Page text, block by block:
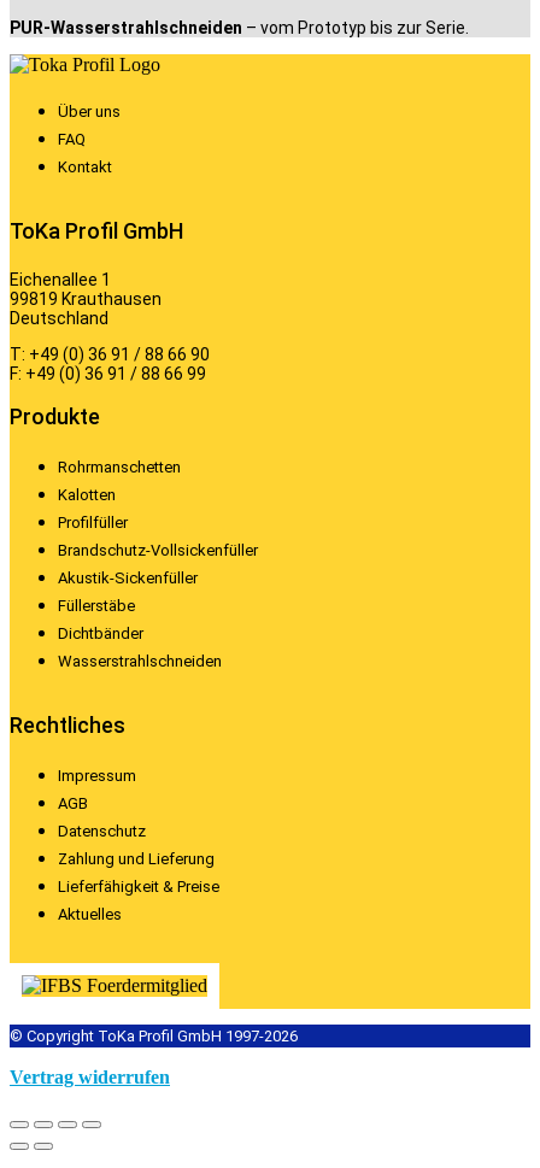
PUR-Wasserstrahlschneiden – vom Prototyp bis zur Serie.
Über uns
FAQ
Kontakt
ToKa Profil GmbH
Eichenallee 1
99819 Krauthausen
Deutschland
T: +49 (0) 36 91 / 88 66 90
F: +49 (0) 36 91 / 88 66 99
Produkte
Rohrmanschetten
Kalotten
Profilfüller
Brandschutz-Vollsickenfüller
Akustik-Sickenfüller
Füllerstäbe
Dichtbänder
Wasserstrahlschneiden
Rechtliches
Impressum
AGB
Datenschutz
Zahlung und Lieferung
Lieferfähigkeit & Preise
Aktuelles
© Copyright ToKa Profil GmbH 1997-2026
Vertrag widerrufen